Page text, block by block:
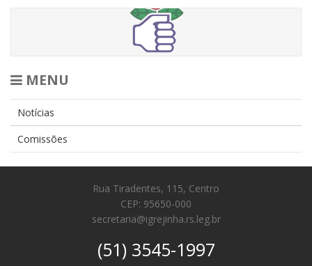
MENU
Notícias
Comissões
Rua Tiradentes, 115, Centro
CEP: 95650-000
secretaria@igrejinha.rs.leg.br
(51) 3545-1997